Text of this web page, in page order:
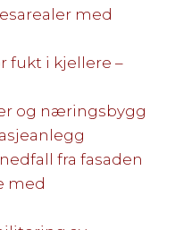
med
fukt i kjellere –
og næringsbygg
fra fasaden
med